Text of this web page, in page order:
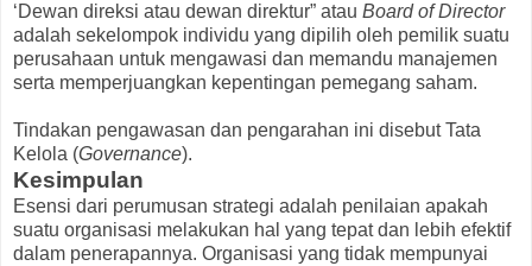
‘Dewan direksi atau dewan direktur” atau Board of Director
adalah sekelompok individu yang dipilih oleh pemilik suatu
perusahaan untuk mengawasi dan memandu manajemen
serta memperjuangkan kepentingan pemegang saham.
Tindakan pengawasan dan pengarahan ini disebut Tata
Kelola (Governance).
Kesimpulan
Esensi dari perumusan strategi adalah penilaian apakah
suatu organisasi melakukan hal yang tepat dan lebih efektif
dalam penerapannya. Organisasi yang tidak mempunyai